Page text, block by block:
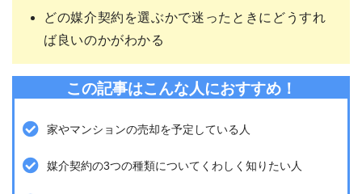
どの媒介契約を選ぶかで迷ったときにどうすれ
ば良いのかがわかる
この記事はこんな人におすすめ！
家やマンションの売却を予定している人
媒介契約の3つの種類についてくわしく知りたい人